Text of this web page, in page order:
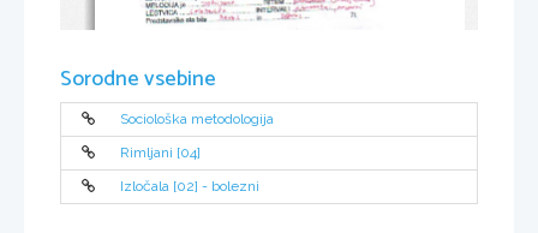
Sorodne vsebine
Sociološka metodologija
Rimljani [04]
Izločala [02] - bolezni